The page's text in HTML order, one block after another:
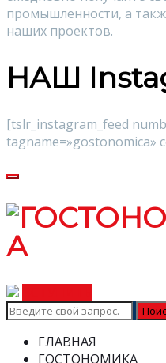
промышленности, а
наших проектов.
НАШ
[tslr_instagram_feed
tagname=»gostonomica»
ГЛАВНАЯ
ГОСТОНОМИКА